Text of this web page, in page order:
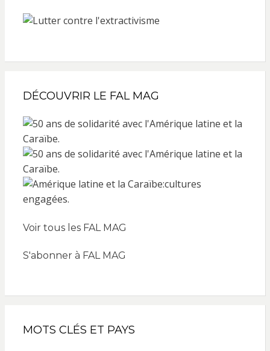
DÉCOUVRIR LE FAL MAG
Voir tous les FAL MAG
S'abonner à FAL MAG
MOTS CLÉS ET PAYS